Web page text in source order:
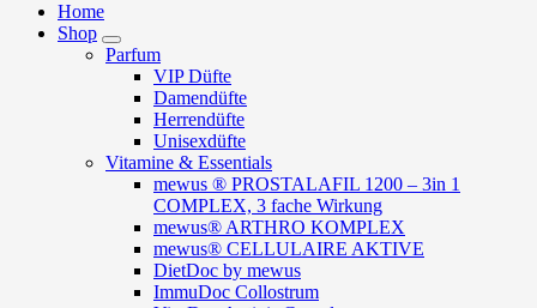
Home
Shop
Parfum
VIP Düfte
Damendüfte
Herrendüfte
Unisexdüfte
Vitamine & Essentials
mewus ® PROSTALAFIL 1200 – 3in 1
COMPLEX, 3 fache Wirkung
mewus® ARTHRO KOMPLEX
mewus® CELLULAIRE AKTIVE
DietDoc by mewus
ImmuDoc Collostrum